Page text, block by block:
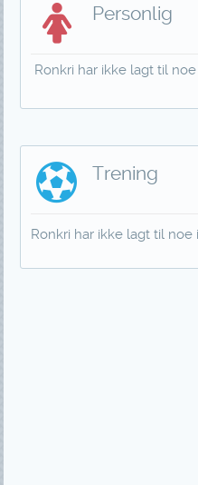
Personlig
Ronkri har ikke lagt til
Trening
Ronkri har ikke lagt til